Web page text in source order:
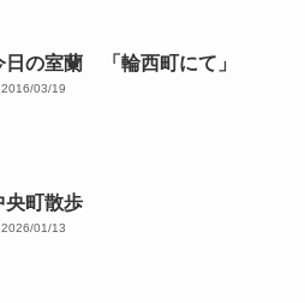
日の室蘭 「輪西町にて」
2016/03/19
央町散歩
2026/01/13